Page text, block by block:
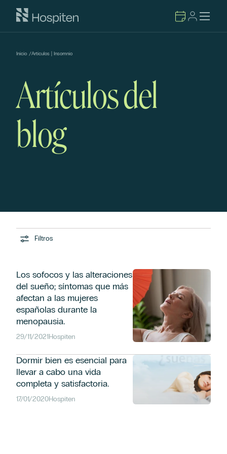
Inicio /Artículos | Insomnio
Artículos del
blog
Filtros
Los sofocos y las alteraciones
del sueño; síntomas que más
afectan a las mujeres
españolas durante la
menopausia.
29/11/2021Hospiten
Dormir bien es esencial para
llevar a cabo una vida
completa y satisfactoria.
17/01/2020Hospiten